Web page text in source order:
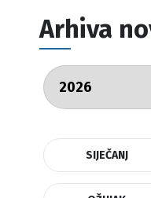
Arhiva
SIJEČANJ